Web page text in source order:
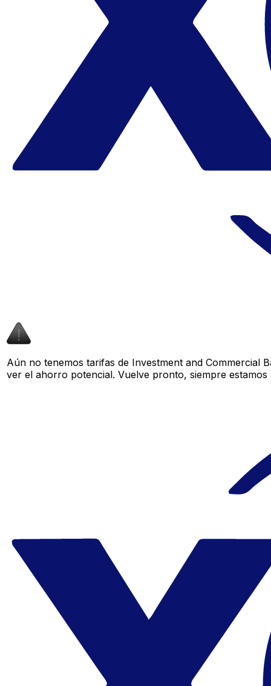
Aún no tenemos tarifas de Investment and Commercial
ver el ahorro potencial. Vuelve pronto, siempre